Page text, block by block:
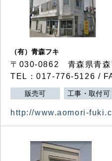
（有）青森フキ
〒030-0862 青森県青森
TEL：017-776-5126 /
販売可 工事・取付可
http://www.aomori-